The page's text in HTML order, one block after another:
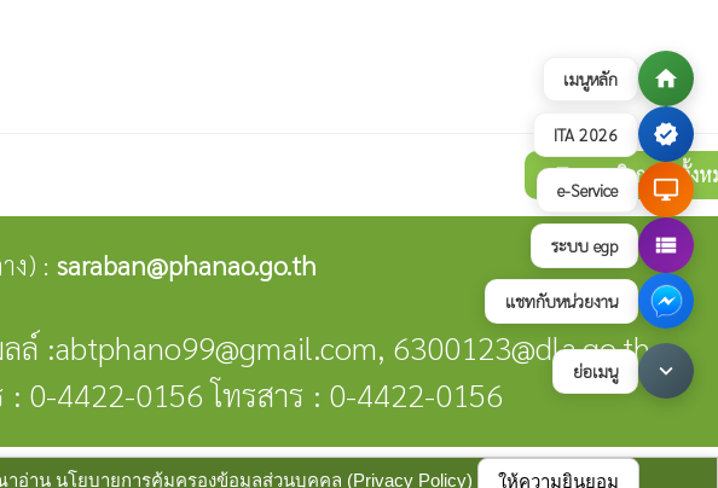
อ่าน นโยบายการคุ้มครองข้อมูลส่วนบุคคล (Privacy Policy) ให้ความยินยอม
เมนูหลัก home
ITA 2026 verified
e-Service desktop_windows
ระบบ egp view_list
แชทกับหน่วยงาน
ย่อเมนู keyboard_arrow_down
ดูภาพกิจกรรมทั้งห
ง) : saraban@phanao.go.th
ลล์ :abtphano99@gmail.com, 6300123@dla.go.th
: 0-4422-0156 โทรสาร : 0-4422-0156
นโยบายเว็บไซต์ นโยบายการคุ้มครองข้อมูลส่วนบุคคล update : 3 สิงหาคม 2569